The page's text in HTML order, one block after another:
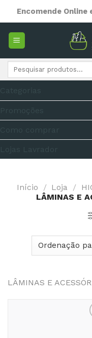
content
Encomende
Pesquisar
Início / Loja /
LÂMINAS E
LÂMINAS E